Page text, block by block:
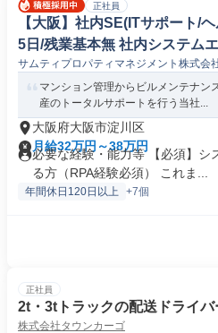
正社員
【大阪】社内SE(ITサポート/
5日/残業基本無 社内システム
サムティプロパティマネジメント株式会
マンション管理からビルメンテナン
産のトータルサポートを行う当社...
大阪府大阪市淀川区
月給32万円～38万円
必要な経験・能力等 【必須】シ
る方（RPA経験必須） これま...
年間休日120日以上 +7個
正社員
2t・3tトラックの配送ドライバ
株式会社タウンカーゴ